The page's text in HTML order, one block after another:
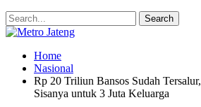
Home
Nasional
Rp 20 Triliun Bansos Sudah
Sisanya untuk 3 Juta Keluarga